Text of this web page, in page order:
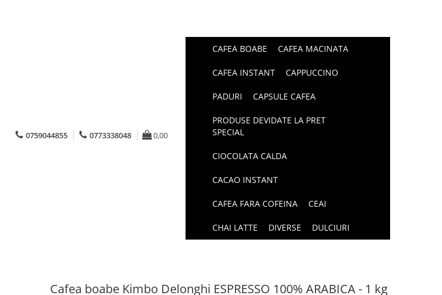
0759044855 0773338048 0,00
CAFEA BOABE CAFEA MACINATA
CAFEA INSTANT CAPPUCCINO
PADURI CAPSULE CAFEA
PRODUSE DEVIDATE LA PRET
SPECIAL
CIOCOLATA CALDA
CACAO INSTANT
CAFEA FARA COFEINA CEAI
CHAI LATTE DIVERSE DULCIURI
Cafea boabe Kimbo Delonghi ESPRESSO 100% ARABICA - 1 kg